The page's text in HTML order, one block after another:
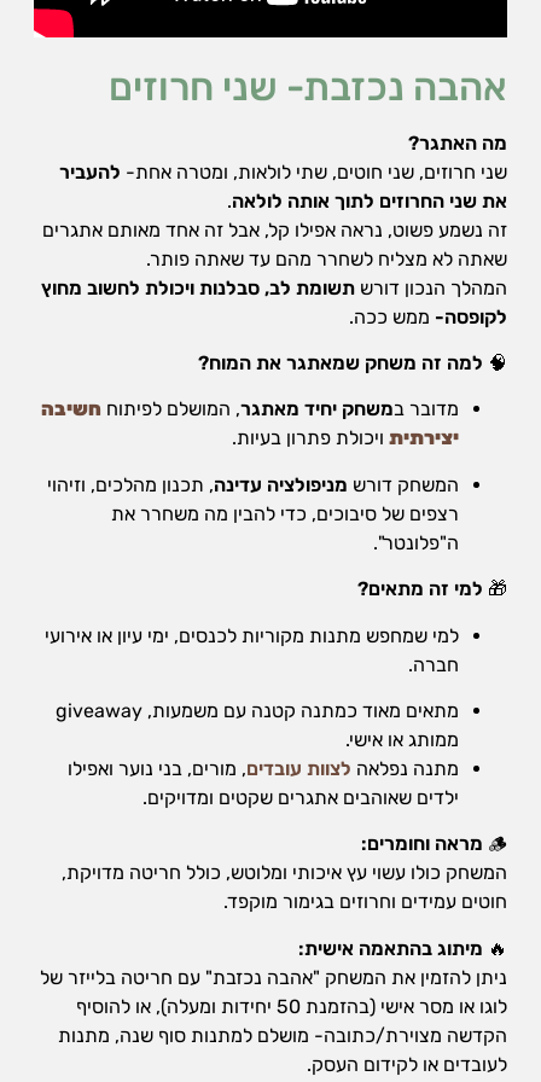
אהבה נכזבת- שני חרוזים
מה האתגר?
שני חרוזים, שני חוטים, שתי לולאות, ומטרה אחת- להעביר
את שני החרוזים לתוך אותה לולאה.
זה נשמע פשוט, נראה אפילו קל, אבל זה אחד מאותם אתגרים
שאתה לא מצליח לשחרר מהם עד שאתה פותר.
המהלך הנכון דורש תשומת לב, סבלנות ויכולת לחשוב מחוץ
לקופסה- ממש ככה.
🧠 למה זה משחק שמאתגר את המוח?
מדובר במשחק יחיד מאתגר, המושלם לפיתוח חשיבה
יצירתיתויכולת פתרון בעיות.
המשחק דורש מניפולציה עדינה, תכנון מהלכים, וזיהוי
רצפים של סיבוכים, כדי להבין מה משחרר את
ה"פלונטר".
🎁 למי זה מתאים?
למי שמחפש מתנות מקוריות לכנסים, ימי עיון או אירועי
חברה.
מתאים מאוד כמתנה קטנה עם משמעות, giveaway
ממותג או אישי.
מתנה נפלאה לצוות עובדים, מורים, בני נוער ואפילו
ילדים שאוהבים אתגרים שקטים ומדויקים.
🪵 מראה וחומרים:
המשחק כולו עשוי עץ איכותי ומלוטש, כולל חריטה מדויקת,
חוטים עמידים וחרוזים בגימור מוקפד.
🔥 מיתוג בהתאמה אישית:
ניתן להזמין את המשחק "אהבה נכזבת" עם חריטה בלייזר של
לוגו או מסר אישי (בהזמנת 50 יחידות ומעלה), או להוסיף
הקדשה מצוירת/כתובה- מושלם למתנות סוף שנה, מתנות
לעובדים או לקידום העסק.
על-ידי
תחומי
שלכם
בזמן
הגלישה
באתר, אתן
את הסיכוי
לראות תוכן
והצעות
אישית.